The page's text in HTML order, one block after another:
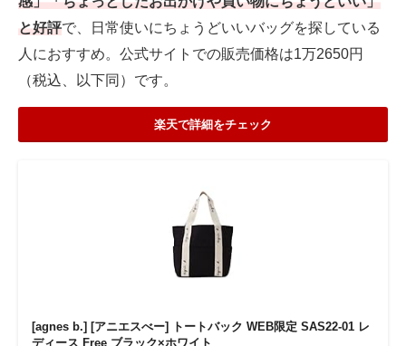
と好評で、日常使いにちょうどいいバッグを探している
人におすすめ。公式サイトでの販売価格は1万2650円
（税込、以下同）です。
楽天で詳細をチェック
[agnes b.] [アニエスべー] トートバック WEB限定 SAS22-01 レ
ディース Free ブラック×ホワイト